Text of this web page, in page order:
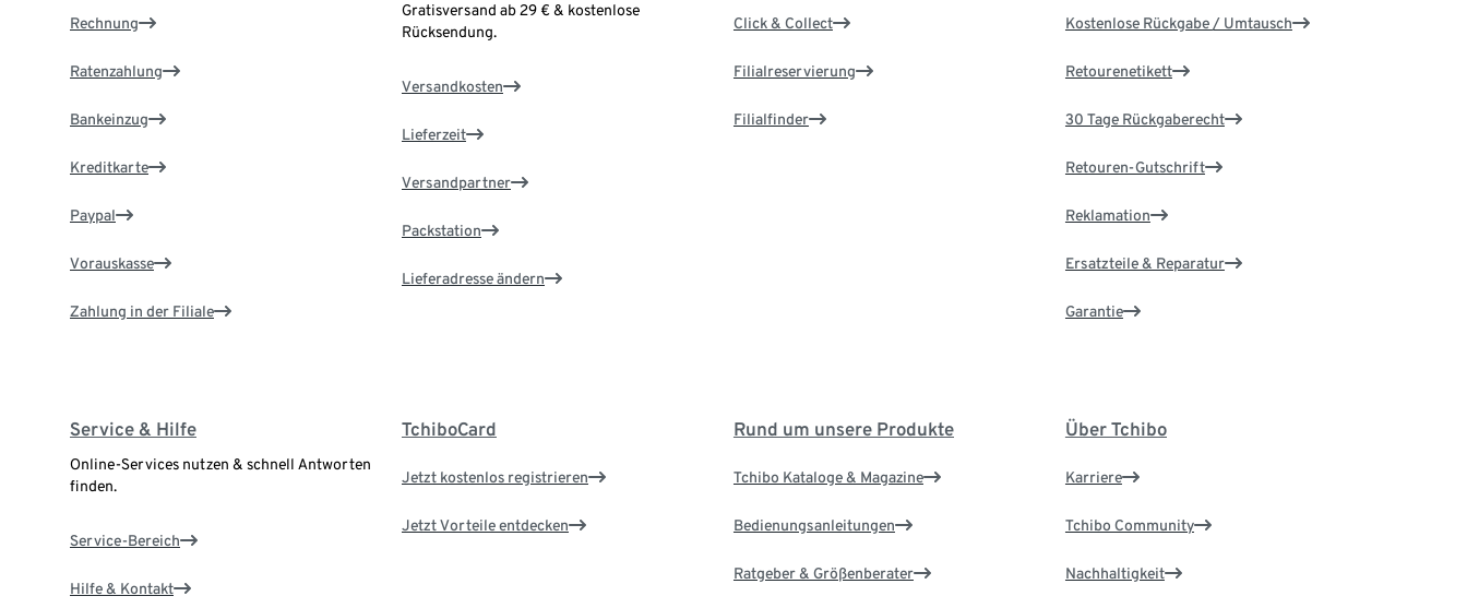
Rechnung
Ratenzahlung
Bankeinzug
Kreditkarte
Paypal
Vorauskasse
Zahlung in der Filiale
Gratisversand ab 29 € & kostenlose
Rücksendung.
Versandkosten
Lieferzeit
Versandpartner
Packstation
Lieferadresse ändern
Click & Collect
Filialreservierung
Filialfinder
Kostenlose Rückgabe / Umtausch
Retourenetikett
30 Tage Rückgaberecht
Retouren-Gutschrift
Reklamation
Ersatzteile & Reparatur
Garantie
Service & Hilfe
Online-Services nutzen & schnell Antworten
finden.
Service-Bereich
Hilfe & Kontakt
TchiboCard
Jetzt kostenlos registrieren
Jetzt Vorteile entdecken
Rund um unsere Produkte
Tchibo Kataloge & Magazine
Bedienungsanleitungen
Ratgeber & Größenberater
Über Tchibo
Karriere
Tchibo Community
Nachhaltigkeit